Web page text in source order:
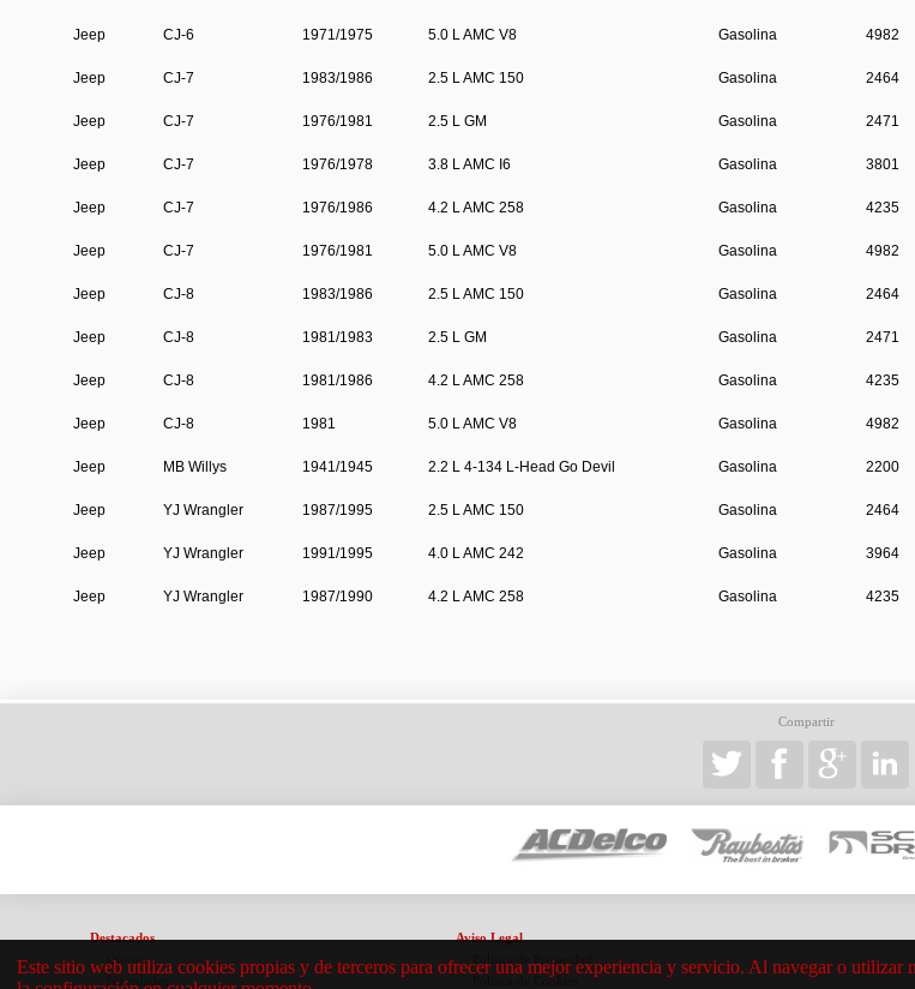
Jeep CJ-6 1971/1975 5.0 L AMC V8 Gasolina 4982
Jeep CJ-7 1983/1986 2.5 L AMC 150 Gasolina 2464
Jeep CJ-7 1976/1981 2.5 L GM Gasolina 2471
Jeep CJ-7 1976/1978 3.8 L AMC I6 Gasolina 3801
Jeep CJ-7 1976/1986 4.2 L AMC 258 Gasolina 4235
Jeep CJ-7 1976/1981 5.0 L AMC V8 Gasolina 4982
Jeep CJ-8 1983/1986 2.5 L AMC 150 Gasolina 2464
Jeep CJ-8 1981/1983 2.5 L GM Gasolina 2471
Jeep CJ-8 1981/1986 4.2 L AMC 258 Gasolina 4235
Jeep CJ-8 1981 5.0 L AMC V8 Gasolina 4982
Jeep MB Willys 1941/1945 2.2 L 4-134 L-Head Go Devil Gasolina 2200
Jeep YJ Wrangler 1987/1995 2.5 L AMC 150 Gasolina 2464
Jeep YJ Wrangler 1991/1995 4.0 L AMC 242 Gasolina 3964
Jeep YJ Wrangler 1987/1990 4.2 L AMC 258 Gasolina 4235
Compartir
Destacados
Ofertas
Novedades
Aviso Legal
Política de Privacidad
Política de Cookies
Este sitio web utiliza cookies propias y de terceros para ofrecer una mejor experiencia y servicio. Al navegar o utilizar